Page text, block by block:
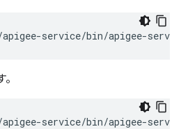
apigee-service/bin/apigee-
service/bin/apigee-